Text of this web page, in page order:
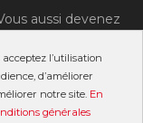
l’utilisation
d’améliorer
notre site. En
générales
aussi devenez